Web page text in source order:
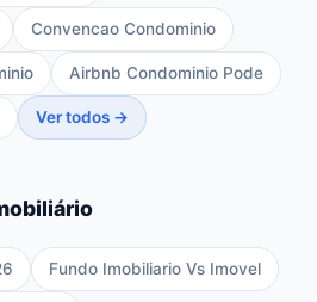
Convencao Condominio
Airbnb Condominio Pode
Ver todos →
Fundo Imobiliario Vs Imovel